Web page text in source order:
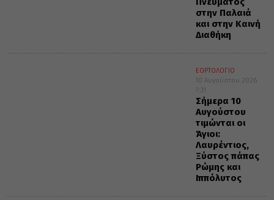
στην Παλαιά
και στην Καινή
Διαθήκη
ΕΟΡΤΟΛΟΓΙΟ
10 Αυγούστου 2026
7:31
Σήμερα 10
Αυγούστου
τιμώνται οι
Άγιοι:
Λαυρέντιος,
Ξύστος πάπας
Ρώμης και
Ιππόλυτος